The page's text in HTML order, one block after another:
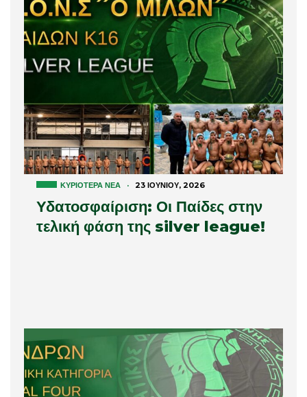
ΚΥΡΙΌΤΕΡΑ ΝΈΑ · 23 ΙΟΥΝΊΟΥ, 2026
Υδατοσφαίριση: Οι Παίδες στην
τελική φάση της silver league!